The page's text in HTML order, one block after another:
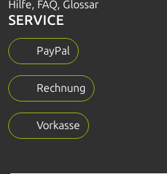
Hilfe, FAQ, Glossar
SERVICE
PayPal
Rechnung
Vorkasse